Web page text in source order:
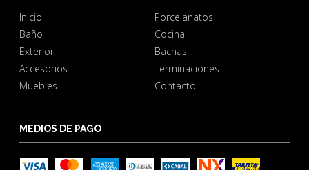
Inicio
Porcelanatos
Baño
Cocina
Exterior
Bachas
Accesorios
Terminaciones
Muebles
Contacto
MEDIOS DE PAGO